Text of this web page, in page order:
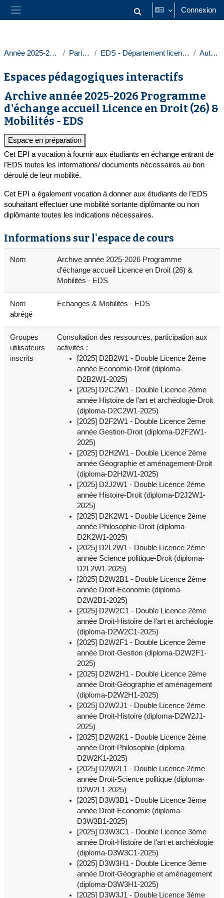
Passer au contenu principal
Panneau latéral Activer/désactiver la saisie
Connexion
Année 2025-2026 Paris 1 EDS - Département licences Autres
Espaces pédagogiques interactifs
Archive année 2025-2026 Programme
d'échange accueil Licence en Droit (26) &
Mobilités - EDS
Espace en préparation
Cet EPI a vocation à fournir aux étudiants en échange entrant de
l'EDS toutes les informations/ documents nécessaires au bon
déroulé de leur mobilité.
Cet EPI a également vocation à donner aux étudiants de l'EDS
souhaitant effectuer une mobilité sortante diplômante ou non
diplômante toutes les indications nécessaires.
Informations sur l'espace de cours
Nom
Archive année 2025-2026 Programme
d'échange accueil Licence en Droit (26) &
Mobilités - EDS
Nom
abrégé
Echanges & Mobilités - EDS
Groupes
utilisateurs
inscrits
Consultation des ressources, participation aux
activités :
[2025] D2B2W1 - Double Licence 2ème
année Economie-Droit (diploma-
D2B2W1-2025)
[2025] D2C2W1 - Double Licence 2ème
année Histoire de l'art et archéologie-Droit
(diploma-D2C2W1-2025)
[2025] D2F2W1 - Double Licence 2ème
année Gestion-Droit (diploma-D2F2W1-
2025)
[2025] D2H2W1 - Double Licence 2ème
année Géographie et aménagement-Droit
(diploma-D2H2W1-2025)
[2025] D2J2W1 - Double Licence 2ème
année Histoire-Droit (diploma-D2J2W1-
2025)
[2025] D2K2W1 - Double Licence 2ème
année Philosophie-Droit (diploma-
D2K2W1-2025)
[2025] D2L2W1 - Double Licence 2ème
année Science politique-Droit (diploma-
D2L2W1-2025)
[2025] D2W2B1 - Double Licence 2ème
année Droit-Economie (diploma-
D2W2B1-2025)
[2025] D2W2C1 - Double Licence 2ème
année Droit-Histoire de l'art et archéologie
(diploma-D2W2C1-2025)
[2025] D2W2F1 - Double Licence 2ème
année Droit-Gestion (diploma-D2W2F1-
2025)
[2025] D2W2H1 - Double Licence 2ème
année Droit-Géographie et aménagement
(diploma-D2W2H1-2025)
[2025] D2W2J1 - Double Licence 2ème
année Droit-Histoire (diploma-D2W2J1-
2025)
[2025] D2W2K1 - Double Licence 2ème
année Droit-Philosophie (diploma-
D2W2K1-2025)
[2025] D2W2L1 - Double Licence 2ème
année Droit-Science politique (diploma-
D2W2L1-2025)
[2025] D3W3B1 - Double Licence 3ème
année Droit-Economie (diploma-
D3W3B1-2025)
[2025] D3W3C1 - Double Licence 3ème
année Droit-Histoire de l'art et archéologie
(diploma-D3W3C1-2025)
[2025] D3W3H1 - Double Licence 3ème
année Droit-Géographie et aménagement
(diploma-D3W3H1-2025)
[2025] D3W3J1 - Double Licence 3ème